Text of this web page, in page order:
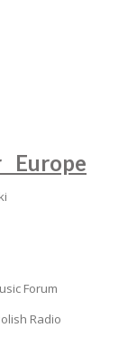
Europe
Forum
Radio